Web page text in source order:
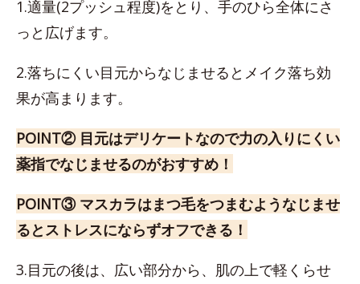
1.適量(2プッシュ程度)をとり、手のひら全体にさ
っと広げます。
2.落ちにくい目元からなじませるとメイク落ち効
果が高まります。
POINT② 目元はデリケートなので力の入りにくい
薬指でなじませるのがおすすめ！
POINT③ マスカラはまつ毛をつまむようなじませ
るとストレスにならずオフできる！
3.目元の後は、広い部分から、肌の上で軽くらせ